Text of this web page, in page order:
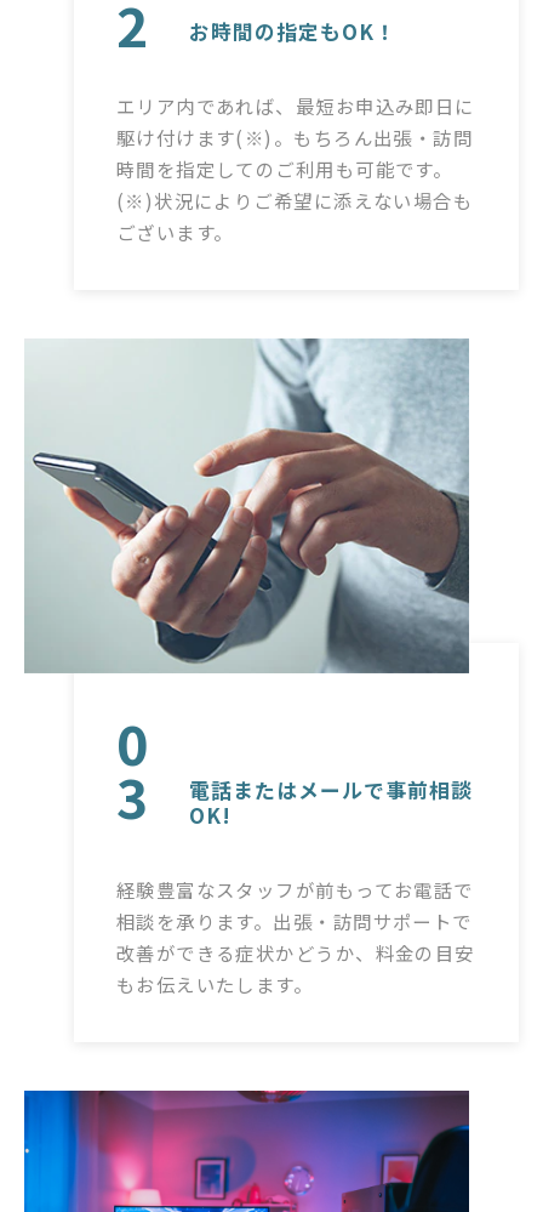
2 お時間の指定もOK！
エリア内であれば、最短お申込み即日に
駆け付けます(※)。もちろん出張・訪問
時間を指定してのご利用も可能です。
(※)状況によりご希望に添えない場合も
ございます。
0
3
電話またはメールで事前相談
OK!
経験豊富なスタッフが前もってお電話で
相談を承ります。出張・訪問サポートで
改善ができる症状かどうか、料金の目安
もお伝えいたします。